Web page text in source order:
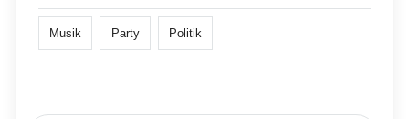
Musik Party Politik